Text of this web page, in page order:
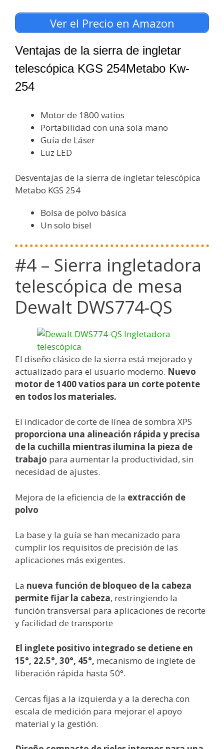
Ver el Precio en Amazon
Ventajas de la sierra de ingletar
telescópica KGS 254Metabo Kw-
254
Motor de 1800 vatios
Portabilidad con una sola mano
Guía de Láser
Luz LED
Desventajas de la sierra de ingletar telescópica
Metabo KGS 254
Bolsa de polvo básica
Un solo bisel
#4 – Sierra ingletadora
telescópica de mesa
Dewalt DWS774-QS
El diseño clásico de la sierra está mejorado y
actualizado para el usuario moderno. Nuevo
motor de 1400 vatios para un corte potente
en todos los materiales.
El indicador de corte de línea de sombra XPS
proporciona una alineación rápida y precisa
de la cuchilla mientras ilumina la pieza de
trabajo para aumentar la productividad, sin
necesidad de ajustes.
Mejora de la eficiencia de la extracción de
polvo
La base y la guía se han mecanizado para
cumplir los requisitos de precisión de las
aplicaciones más exigentes.
La nueva función de bloqueo de la cabeza
permite fijar la cabeza, restringiendo la
función transversal para aplicaciones de recorte
y facilidad de transporte
El inglete positivo integrado se detiene en
15°, 22.5°, 30°, 45°, mecanismo de inglete de
liberación rápida hasta 50°.
Cercas fijas a la izquierda y a la derecha con
escala de medición para mejorar el apoyo
material y la gestión.